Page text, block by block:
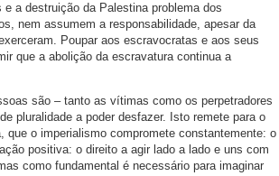
a destruição da Palestina problema dos
nem assumem a responsabilidade, apesar da
Poupar aos escravocratas e aos seus
que a abolição da escravatura continua a
são – tanto as vítimas como os perpetradores
pluralidade a poder desfazer. Isto remete para o
o imperialismo compromete constantemente: o
positiva: o direito a agir lado a lado e uns com
como fundamental é necessário para imaginar